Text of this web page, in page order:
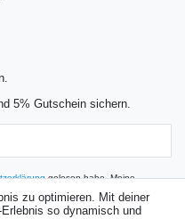
5% Gutschein sichern.
gelesen habe. Meine
zu optimieren. Mit deiner
so dynamisch und